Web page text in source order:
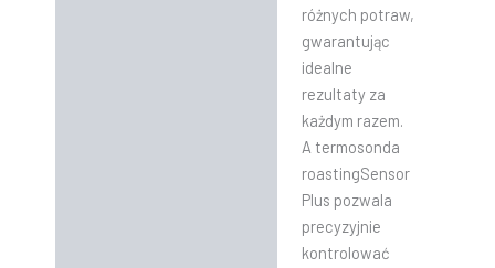
różnych potraw,
gwarantując
idealne
rezultaty za
każdym razem.
A termosonda
roastingSensor
Plus pozwala
precyzyjnie
kontrolować